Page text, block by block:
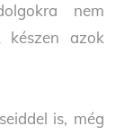
nem
készen azok
is, még